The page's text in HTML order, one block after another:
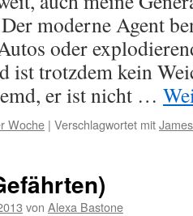
moderne Agent
oder
ist trotzdem kein
er ist nicht …
Woche | Verschlagwortet mit
von Alexa Bastone